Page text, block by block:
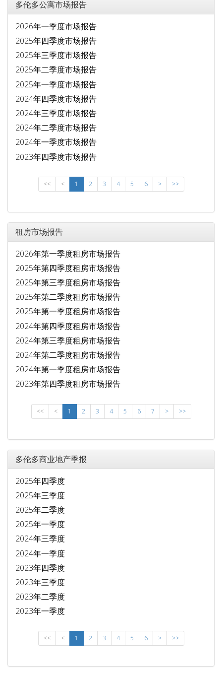
多伦多公寓市场报告
2026年一季度市场报告
2025年四季度市场报告
2025年三季度市场报告
2025年二季度市场报告
2025年一季度市场报告
2024年四季度市场报告
2024年三季度市场报告
2024年二季度市场报告
2024年一季度市场报告
2023年四季度市场报告
<< < 1 2 3 4 5 6 > >>
租房市场报告
2026年第一季度租房市场报告
2025年第四季度租房市场报告
2025年第三季度租房市场报告
2025年第二季度租房市场报告
2025年第一季度租房市场报告
2024年第四季度租房市场报告
2024年第三季度租房市场报告
2024年第二季度租房市场报告
2024年第一季度租房市场报告
2023年第四季度租房市场报告
<< < 1 2 3 4 5 6 7 > >>
多伦多商业地产季报
2025年四季度
2025年三季度
2025年二季度
2025年一季度
2024年三季度
2024年一季度
2023年四季度
2023年三季度
2023年二季度
2023年一季度
<< < 1 2 3 4 5 6 > >>